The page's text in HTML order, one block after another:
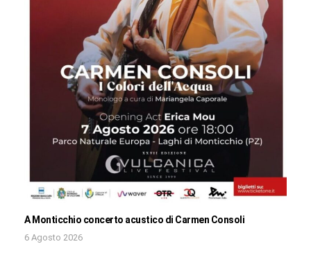
A Monticchio concerto acustico di Carmen Consoli
6 Agosto 2026